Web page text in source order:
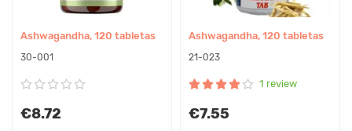
Ashwagandha, 120 tabletas
30-001
€8.72
Ashwagandha, 120 tabletas
21-023
1 review
€7.55